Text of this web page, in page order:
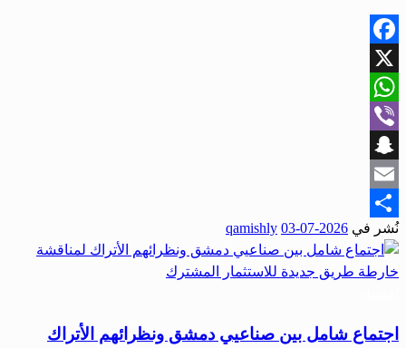
Facebook
X
WhatsApp
Viber
Snapchat
Email
Share
نُشر في 2026-07-03
qamishly
اجتماع شامل بين صناعيي دمشق ونظرائهم الأتراك